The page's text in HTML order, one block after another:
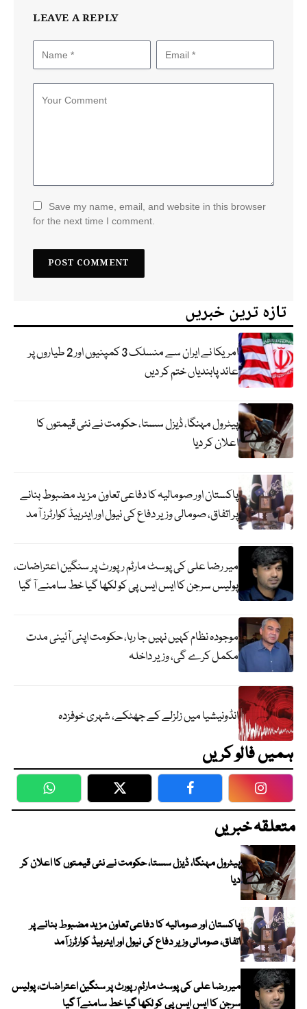
LEAVE A REPLY
Save my name, email, and website in this browser
for the next time I comment.
تازہ ترین خبریں
امریکا نے ایران سے منسلک 3 کمپنیوں اور 2 طیاروں پر
عائد پابندیاں ختم کر دیں
پیٹرول مہنگا، ڈیزل سستا، حکومت نے نئی قیمتوں کا
اعلان کر دیا
پاکستان اور صومالیہ کا دفاعی تعاون مزید مضبوط بنانے
پر اتفاق، صومالی وزیر دفاع کی نیول اور ایئرہیڈ کوارٹرز آمد
میر رضا علی کی پوسٹ مارٹم رپورٹ پر سنگین اعتراضات،
پولیس سرجن کا ایس ایس پی کو لکھا گیا خط سامنے آ گیا
موجودہ نظام کہیں نہیں جا رہا، حکومت اپنی آئینی مدت
مکمل کرے گی، وزیر داخلہ
انڈونیشیا میں زلزلے کے جھٹکے، شہری خوفزدہ
ہمیں فالو کریں
WhatsApp Twitter Facebook
متعلقہ خبریں
پیٹرول مہنگا، ڈیزل سستا، حکومت نے نئی قیمتوں کا اعلان کر
دیا
پاکستان اور صومالیہ کا دفاعی تعاون مزید مضبوط بنانے پر
اتفاق، صومالی وزیر دفاع کی نیول اور ایئرہیڈ کوارٹرز آمد
میر رضا علی کی پوسٹ مارٹم رپورٹ پر سنگین اعتراضات، پولیس
سرجن کا ایس ایس پی کو لکھا گیا خط سامنے آ گیا